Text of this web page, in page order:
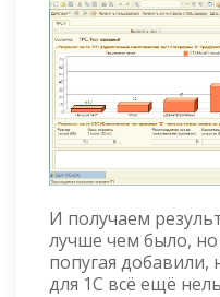
И получаем
лучше чем было,
попугая добавили,
для 1С всё ещё